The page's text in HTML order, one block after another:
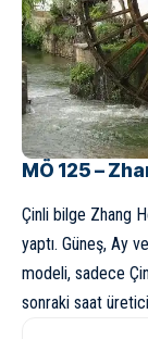
MÖ 125 –
Çinli bilge Zhang
yaptı. Güneş, Ay
modeli, sadece
sonraki saat